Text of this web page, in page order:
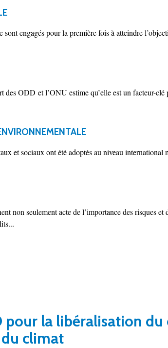
engagés pour la première fois à atteindre
ODD et l’ONU estime qu’elle est un facteur-
et sociaux ont été adoptés au niveau international
non seulement acte de l’importance des risques et
pour la libéralisation
climat